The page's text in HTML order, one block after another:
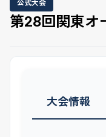
公式大会
第28回関東オ
大会情報